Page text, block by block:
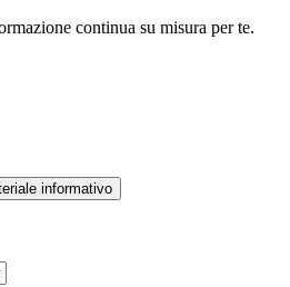
continua su misura per te.
informativo